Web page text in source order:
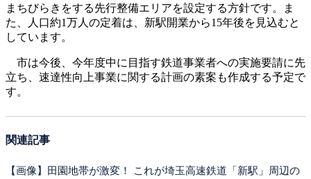
まちびらきをする先行整備エリアを設定する方針です。ま
た、人口約1万人の定着は、新駅開業から15年後を見込むと
しています。
市は今後、今年度中に目指す鉄道事業者への実施要請に先
立ち、速達性向上事業に関する計画の素案も作成する予定で
す。
関連記事
【画像】田園地帯が激変！ これが埼玉高速鉄道「新駅」周辺の